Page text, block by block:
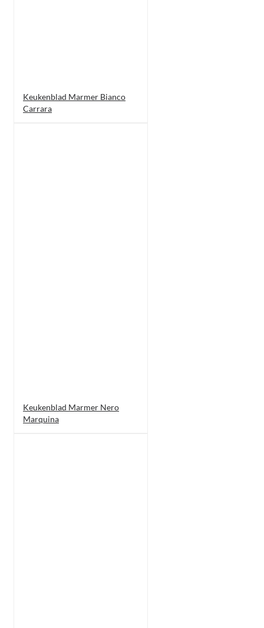
Keukenblad Marmer Bianco
Carrara
Keukenblad Marmer Nero
Marquina